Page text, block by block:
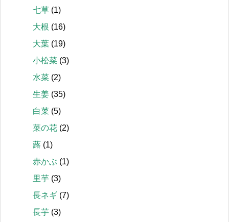
七草 (1)
大根 (16)
大葉 (19)
小松菜 (3)
水菜 (2)
生姜 (35)
白菜 (5)
菜の花 (2)
蕗 (1)
赤かぶ (1)
里芋 (3)
長ネギ (7)
長芋 (3)